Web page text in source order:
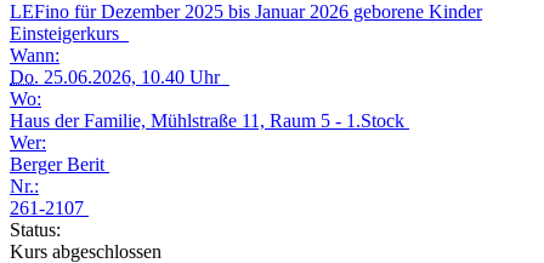
LEFino für Dezember 2025 bis Januar 2026 geborene Kinder
Einsteigerkurs
Wann:
Do. 25.06.2026, 10.40 Uhr
Wo:
Haus der Familie, Mühlstraße 11, Raum 5 - 1.Stock
Wer:
Berger Berit
Nr.:
261-2107
Status:
Kurs abgeschlossen